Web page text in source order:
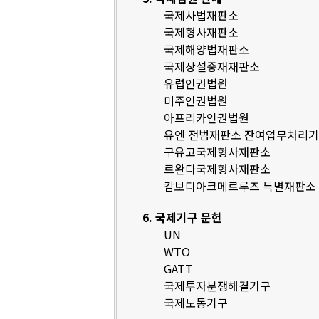
국제사법재판소
국제형사재판소
국제해양법재판소
국제상설중재재판소
유럽인권법원
미주인권법원
아프리카인권법원
유엔 전범재판소 잔여업무처리
구유고국제형사재판소
르완다국제형사재판소
캄보디아크메르루즈 특별재판소
6. 국제기구 문헌
UN
WTO
GATT
국제투자분쟁해결기구
국제노동기구